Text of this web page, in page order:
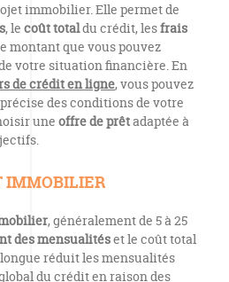
immobilier. Elle permet de
, le coût totaldu crédit, lesfrais
montant que vous pouvez
votre situation financière. En
de crédit en ligne, vous pouvez
précise des conditions de votre
une offre de prêtadaptée à
IMMOBILIER
, généralement de 5 à 25
des mensualitéset le coût total
réduit les mensualités
du crédit en raison des